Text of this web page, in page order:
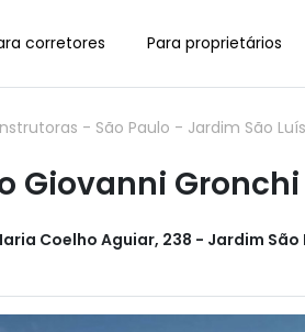
corretores Para proprietários
- São Paulo - Jardim São Luís
Giovanni Gronchi
Coelho Aguiar, 238 - Jardim São